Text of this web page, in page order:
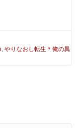
,やりなおし転生＊俺の異